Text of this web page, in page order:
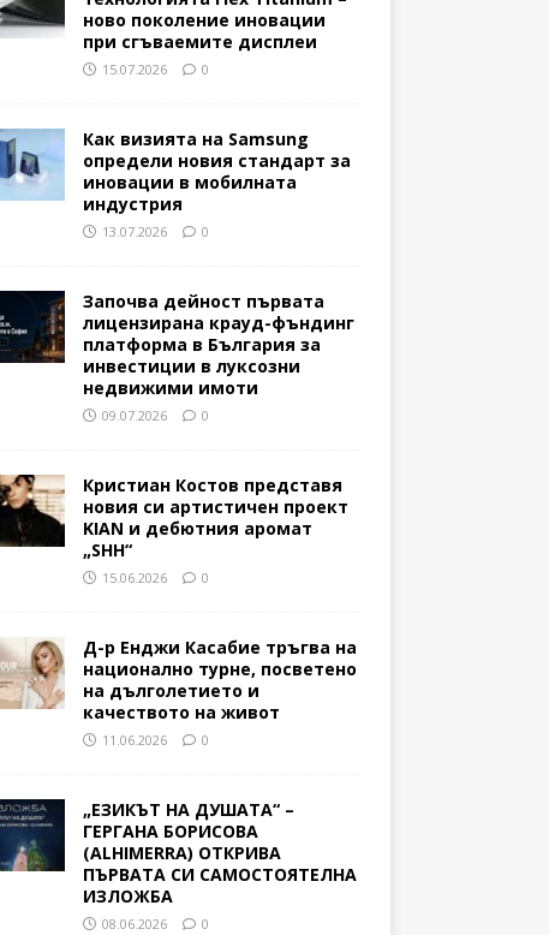
ново поколение иновации
при сгъваемите дисплеи
15.07.2026 0
Как визията на Samsung
определи новия стандарт за
иновации в мобилната
индустрия
13.07.2026 0
Започва дейност първата
лицензирана крауд-фъндинг
платформа в България за
инвестиции в луксозни
недвижими имоти
09.07.2026 0
Кристиан Костов представя
новия си артистичен проект
KIAN и дебютния аромат
„SHH“
15.06.2026 0
Д-р Енджи Касабие тръгва на
национално турне, посветено
на дълголетието и
качеството на живот
11.06.2026 0
„ЕЗИКЪТ НА ДУШАТА“ –
ГЕРГАНА БОРИСОВА
(ALHIMERRA) ОТКРИВА
ПЪРВАТА СИ САМОСТОЯТЕЛНА
ИЗЛОЖБА
08.06.2026 0